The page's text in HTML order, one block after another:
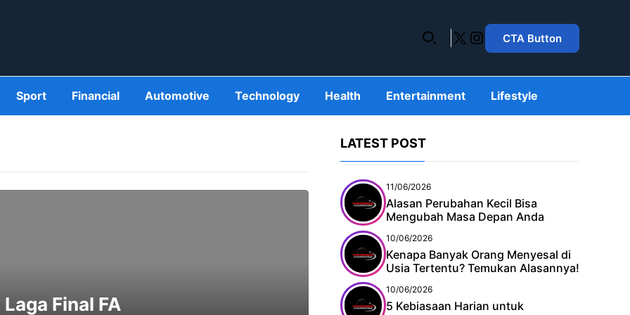
X Instagram
CTA Button
Sport Financial Automotive Technology Health Entertainment Lifestyle
Final FA
LATEST POST
11/06/2026
Alasan Perubahan Kecil Bisa
Mengubah Masa Depan Anda
10/06/2026
Kenapa Banyak Orang Menyesal di
Usia Tertentu? Temukan Alasannya!
10/06/2026
5 Kebiasaan Harian untuk